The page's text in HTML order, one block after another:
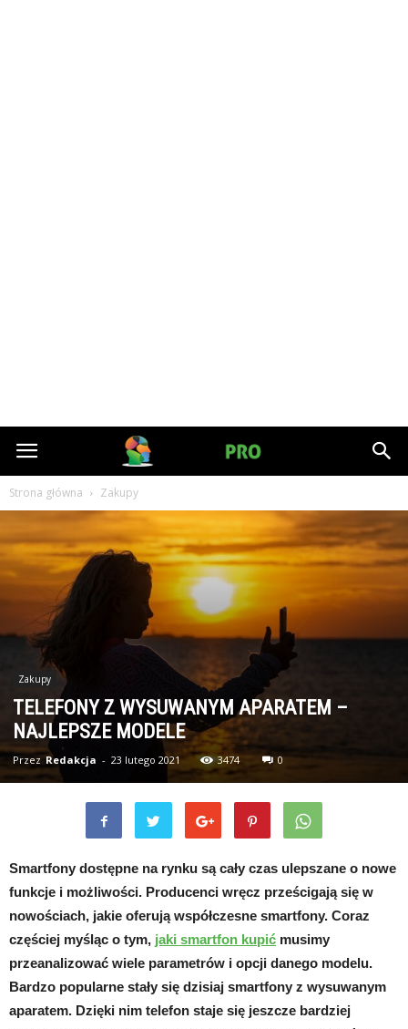
HumanPRO.pl
Strona główna Zakupy
Zakupy
TELEFONY Z WYSUWANYM APARATEM –
NAJLEPSZE MODELE
Przez Redakcja - 23 lutego 2021 3474 0
Smartfony dostępne na rynku są cały czas ulepszane o nowe
funkcje i możliwości. Producenci wręcz prześcigają się w
nowościach, jakie oferują współczesne smartfony. Coraz
częściej myśląc o tym, jaki smartfon kupić musimy
przeanalizować wiele parametrów i opcji danego modelu.
Bardzo popularne stały się dzisiaj smartfony z wysuwanym
aparatem. Dzięki nim telefon staje się jeszcze bardziej